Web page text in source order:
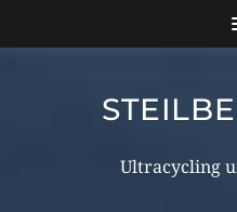
Ultracycling